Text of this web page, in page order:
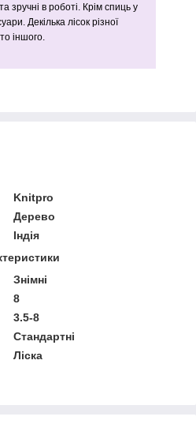
зручні в роботі. Крім спиць у
Декілька лісок різної
іншого.
Knitpro
Дерево
Індія
Знімні
8
3.5-8
Стандартні
Ліска